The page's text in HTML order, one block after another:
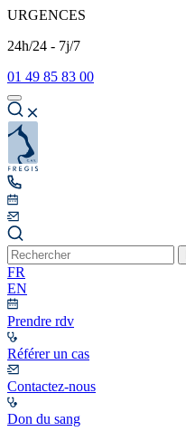
URGENCES
24h/24 - 7j/7
01 49 85 83 00
FR
EN
Prendre rdv
Référer un cas
Contactez-nous
Don du sang